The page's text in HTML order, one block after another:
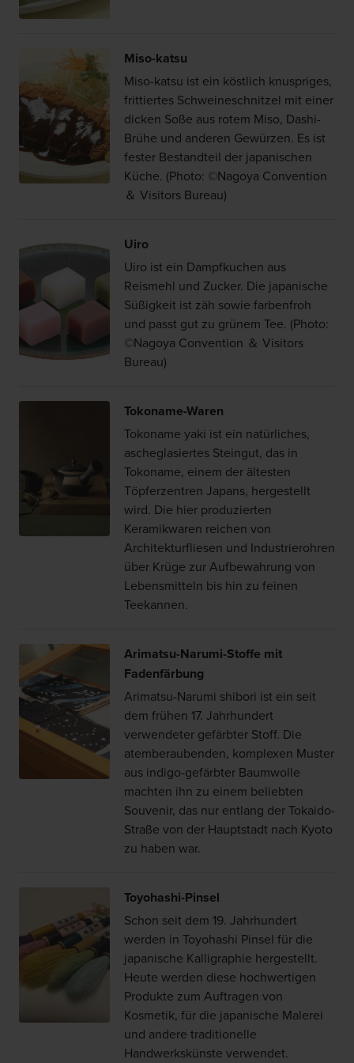
Miso-katsu
Miso-katsu ist ein köstlich knuspriges,
frittiertes Schweineschnitzel mit einer
dicken Soße aus rotem Miso, Dashi-
Brühe und anderen Gewürzen. Es ist
fester Bestandteil der japanischen
Küche. (Photo: ©Nagoya Convention
＆ Visitors Bureau)
Uiro
Uiro ist ein Dampfkuchen aus
Reismehl und Zucker. Die japanische
Süßigkeit ist zäh sowie farbenfroh
und passt gut zu grünem Tee. (Photo:
©Nagoya Convention ＆ Visitors
Bureau)
Tokoname-Waren
Tokoname yaki ist ein natürliches,
ascheglasiertes Steingut, das in
Tokoname, einem der ältesten
Töpferzentren Japans, hergestellt
wird. Die hier produzierten
Keramikwaren reichen von
Architekturfliesen und Industrierohren
über Krüge zur Aufbewahrung von
Lebensmitteln bis hin zu feinen
Teekannen.
Arimatsu-Narumi-Stoffe mit
Fadenfärbung
Arimatsu-Narumi shibori ist ein seit
dem frühen 17. Jahrhundert
verwendeter gefärbter Stoff. Die
atemberaubenden, komplexen Muster
aus indigo-gefärbter Baumwolle
machten ihn zu einem beliebten
Souvenir, das nur entlang der Tokaido-
Straße von der Hauptstadt nach Kyoto
zu haben war.
Toyohashi-Pinsel
Schon seit dem 19. Jahrhundert
werden in Toyohashi Pinsel für die
japanische Kalligraphie hergestellt.
Heute werden diese hochwertigen
Produkte zum Auftragen von
Kosmetik, für die japanische Malerei
und andere traditionelle
Handwerkskünste verwendet.